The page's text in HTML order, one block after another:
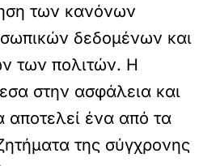
των κανόνων
δεδομένων και
των πολιτών. Η
στην ασφάλεια και
αποτελεί ένα από τα
της σύγχρονης